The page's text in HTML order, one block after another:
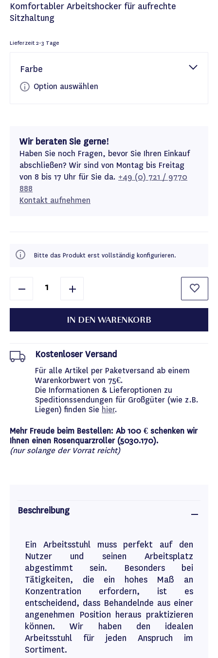
Komfortabler Arbeitshocker für aufrechte
Sitzhaltung
Lieferzeit2-3 Tage
Farbe
Option auswählen
Wir beraten Sie gerne!
Haben Sie noch Fragen, bevor Sie Ihren Einkauf
abschließen? Wir sind von Montag bis Freitag
von 8 bis 17 Uhr für Sie da. +49 (0) 721 / 9770
888
Kontakt aufnehmen
Bitte das Produkt erst vollständig konfigurieren.
IN DEN WARENKORB
Kostenloser Versand
Für alle Artikel per Paketversand ab einem
Warenkorbwert von 75€.
Die Informationen & Lieferoptionen zu
Speditionssendungen für Großgüter (wie z.B.
Liegen) finden Sie hier.
Mehr Freude beim Bestellen: Ab 100 € schenken wir
Ihnen einen Rosenquarzroller (5030.170).
(nur solange der Vorrat reicht)
Beschreibung
Ein Arbeitsstuhl muss perfekt auf den
Nutzer und seinen Arbeitsplatz
abgestimmt sein. Besonders bei
Tätigkeiten, die ein hohes Maß an
Konzentration erfordern, ist es
entscheidend, dass Behandelnde aus einer
angenehmen Position heraus praktizieren
können. Wir haben den idealen
Arbeitsstuhl für jeden Anspruch im
Sortiment.